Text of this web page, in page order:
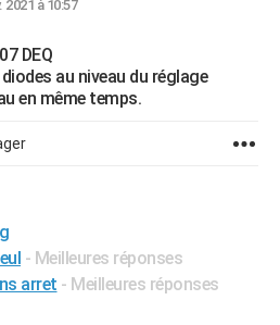
2021 à 10:57
DEQ
au niveau du réglage
en même temps.
- Meilleures réponses
arret - Meilleures réponses